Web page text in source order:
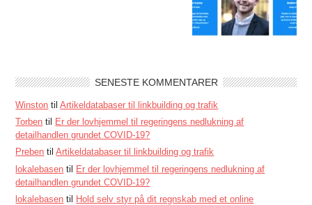
SENESTE KOMMENTARER
Winston tilArtikeldatabaser til linkbuilding og trafik
Torben til
Er der lovhjemmel til regeringens nedlukning af
detailhandlen grundet COVID-19?
Preben tilArtikeldatabaser til linkbuilding og trafik
lokalebasen til Er der lovhjemmel til regeringens nedlukning af
detailhandlen grundet COVID-19?
lokalebasen til
Hold selv styr på dit regnskab med et online